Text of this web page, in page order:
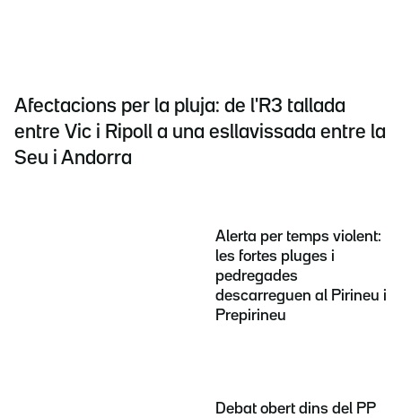
Afectacions per la pluja: de l'R3 tallada
entre Vic i Ripoll a una esllavissada entre la
Seu i Andorra
Alerta per temps violent:
les fortes pluges i
pedregades
descarreguen al Pirineu i
Prepirineu
Debat obert dins del PP